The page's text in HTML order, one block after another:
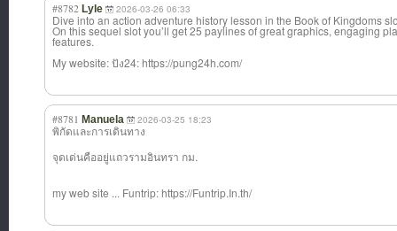
#8782 Lyle 2026-03-26 06:33
Dive into an action adventure history lesson in the Book of Kingdoms
On this sequel slot you’ll get 25 paylines of great graphics, engaging
features.
My website: ปัง24: https://pung24h.com/
#8781 Manuela 2026-03-25 18:23
พิกัดและการเดินทาง
จุดเด่นคืออยู่แถวรามอินทรา กม.
my web site ... Funtrip: https://Funtrip.In.th/